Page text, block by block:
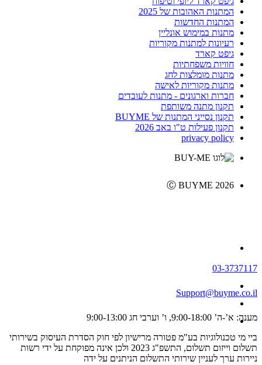
המתנות האהובות של 2025
המתנות החדשות
מתנות במימוש אונליין
רעיונות למתנות מקוריות
גיפט קארד
חוויות משפחתיות
מתנות מומלצות לחג
מתנות מקוריות לאישה
חברות וארגונים - מתנות לעובדים
תקנון מתנה משותפת
תקנון נסייני המתנות של BUYME
תקנון פעילות ט"ו באב 2026
privacy policy
Ⓒ BUYME 2026
03-3737117
Support@buyme.co.il
מענה: א’-ה’ 9:00-18:00, ו’ וערבי חג 9:00-13:00
ביי מי טכנולוגיות בע"מ פטורה מרישיון לפי חוק הסדרת העיסוק בשירותי
תשלום וייזום תשלום, התשפ"ג 2023 ולכן אינה מפוקחת על ידי רשות
ניירות ערך לעניין שירותי התשלום הניתנים על ידה